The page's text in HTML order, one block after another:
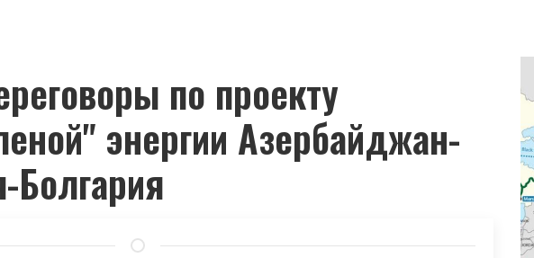
по проекту
энергии Азербайджан-
Болгария